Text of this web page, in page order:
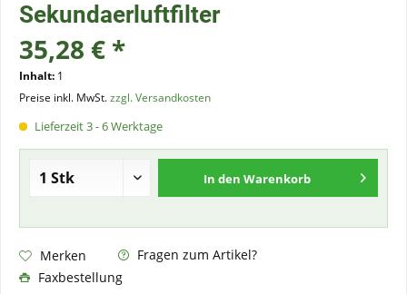
Sekundaerluftfilter
35,28 € *
Inhalt: 1
Preise inkl. MwSt.zzgl. Versandkosten
Lieferzeit 3 - 6 Werktage
In den Warenkorb
Merken
Fragen zum Artikel?
Faxbestellung